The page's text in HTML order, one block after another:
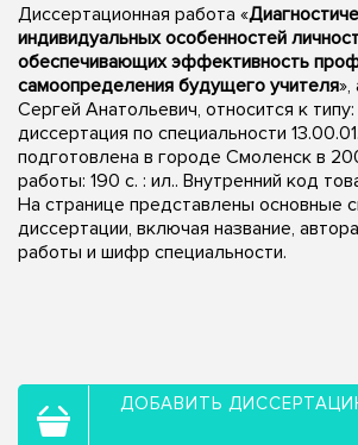
Диссертационная работа «
индивидуальных особенностей
обеспечивающих эффективность
самоопределения будущего учителя
Сергей Анатольевич, относится к
диссертация по специальности
подготовлена в городе Смоленск в
работы: 190 с. : ил.. Внутренний код
На странице представлены основные
диссертации, включая название,
работы и шифр специальности.
ДОБАВИТЬ